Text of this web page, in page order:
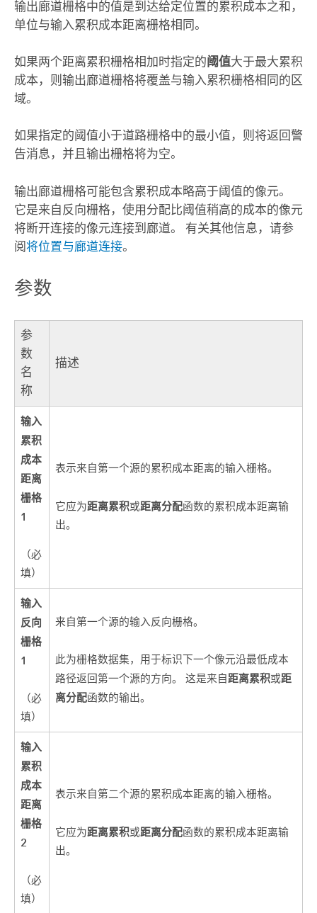
输出廊道栅格中的值是到达给定位置的累积成本之和，
单位与输入累积成本距离栅格相同。
如果两个距离累积栅格相加时指定的阈值大于最大累积
成本，则输出廊道栅格将覆盖与输入累积栅格相同的区
域。
如果指定的阈值小于道路栅格中的最小值，则将返回警
告消息，并且输出栅格将为空。
输出廊道栅格可能包含累积成本略高于阈值的像元。
它是来自反向栅格，使用分配比阈值稍高的成本的像元
将断开连接的像元连接到廊道。 有关其他信息，请参
阅将位置与廊道连接。
参数
参
数
名
称
描述
输入
累积
成本
距离
栅格
1
（必
填）
表示来自第一个源的累积成本距离的输入栅格。
它应为距离累积或距离分配函数的累积成本距离输
出。
输入
反向
栅格
1
（必
填）
来自第一个源的输入反向栅格。
此为栅格数据集，用于标识下一个像元沿最低成本
路径返回第一个源的方向。 这是来自距离累积或距
离分配函数的输出。
输入
累积
成本
距离
栅格
2
（必
填）
表示来自第二个源的累积成本距离的输入栅格。
它应为距离累积或距离分配函数的累积成本距离输
出。